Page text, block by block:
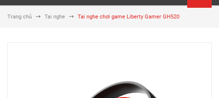
Trang chủ Tai nghe Tai nghe chơi game Liberty Gamer GH520